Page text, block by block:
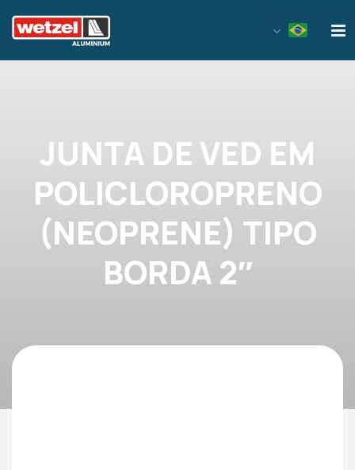
JUNTA DE VED EM
POLICLOROPRENO
(NEOPRENE) TIPO
BORDA 2″